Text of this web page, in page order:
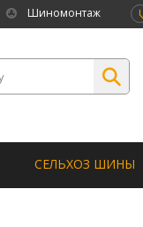
Шиномонтаж
СЕЛЬХОЗ ШИНЫ